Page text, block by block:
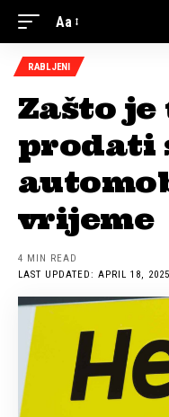
Aa
RABLJENI
Zašto je
prodati
vrijeme
LAST UPDATED: APRIL 18,
4 MIN READ